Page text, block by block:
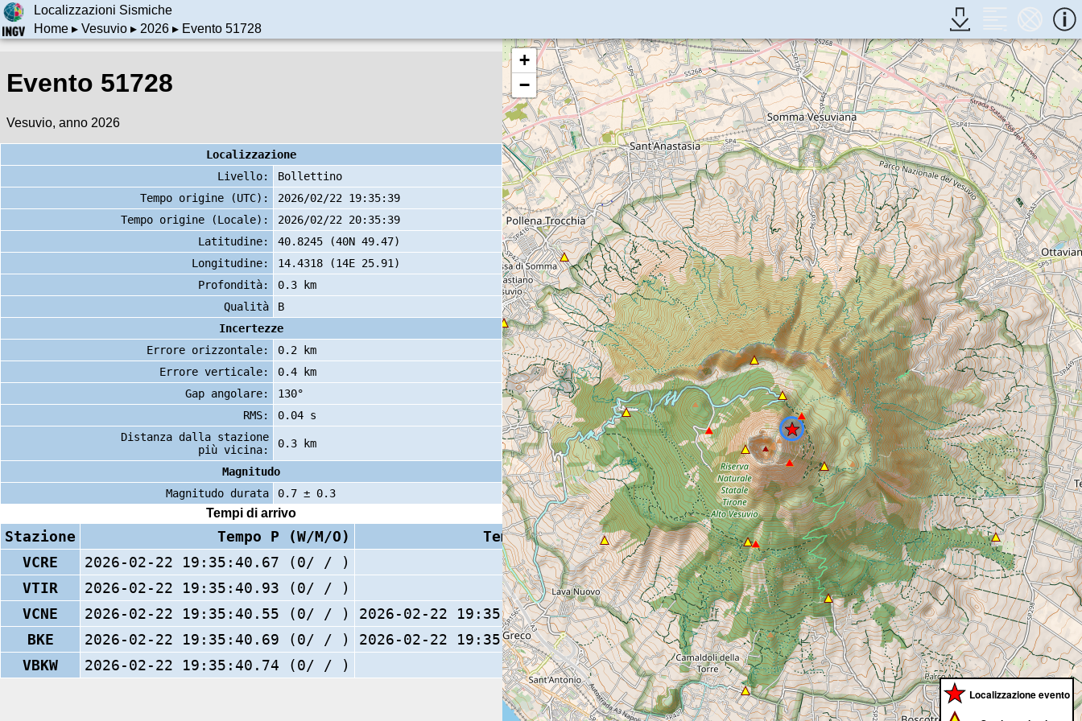
Localizzazioni Sismiche
Home▸ Vesuvio▸ 2026▸ Evento 51728
Evento 51728
Vesuvio, anno 2026
Localizzazione
Livello:
Bollettino
Tempo origine (UTC):
2026/02/22 19:35:39
Tempo origine (Locale):
2026/02/22 20:35:39
Latitudine:
40.8245 (40N 49.47)
Longitudine:
14.4318 (14E 25.91)
Profondità:
0.3 km
Qualità
B
Incertezze
Errore orizzontale:
0.2 km
Errore verticale:
0.4 km
Gap angolare:
130°
RMS:
0.04 s
Distanza dalla stazione
più vicina:
0.3 km
Magnitudo
Magnitudo durata
0.7 ± 0.3
Tempi di arrivo
Stazione Tempo P (W/M/O) Tempo S (W/M/O) Coda
VCRE
2026-02-22 19:35:40.67 (0/ / )
VTIR
2026-02-22 19:35:40.93 (0/ / )
VCNE
2026-02-22 19:35:40.55 (0/ / )
2026-02-22 19:35:40.9 (0/ / )
BKE
2026-02-22 19:35:40.69 (0/ / ) 2026-02-22 19:35:41.1 (0/ / ) 19 s
VBKW
2026-02-22 19:35:40.74 (0/ / )
+
−
Localizzazione evento